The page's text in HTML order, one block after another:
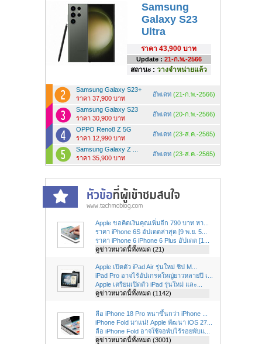
Samsung
Galaxy S23
Ultra
ราคา 43,900 บาท
Update : 21-ก.พ.-2566
สถานะ : วางจำหน่ายแล้ว
Samsung Galaxy S23+
ราคา 37,900 บาท
อัพเดท (21-ก.พ.-2566)
Samsung Galaxy S23
ราคา 30,900 บาท
อัพเดท (20-ก.พ.-2566)
OPPO Reno8 Z 5G
ราคา 12,990 บาท
อัพเดท (23-ส.ค.-2565)
Samsung Galaxy Z ...
ราคา 35,900 บาท
อัพเดท (23-ส.ค.-2565)
Apple ขอคิดเงินคุณเพิ่มอีก 790 บาท หา...
ราคา iPhone 6S อัปเดตล่าสุด [9 พ.ย. 5...
ราคา iPhone 6 iPhone 6 Plus อัปเดต [1...
ดูข่าวหมวดนี้ทั้งหมด (21)
Apple เปิดตัว iPad Air รุ่นใหม่ ชิป M...
iPad Pro อาจไร้อัปเกรดใหญ่ยาวหลายปี เ...
Apple เตรียมเปิดตัว iPad รุ่นใหม่ และ...
ดูข่าวหมวดนี้ทั้งหมด (1142)
ลือ iPhone 18 Pro หนาขึ้นกว่า iPhone ...
iPhone Fold มาแน่! Apple พัฒนา iOS 27...
ลือ iPhone Fold อาจใช้จอพับไร้รอยพับแ...
ดูข่าวหมวดนี้ทั้งหมด (3001)